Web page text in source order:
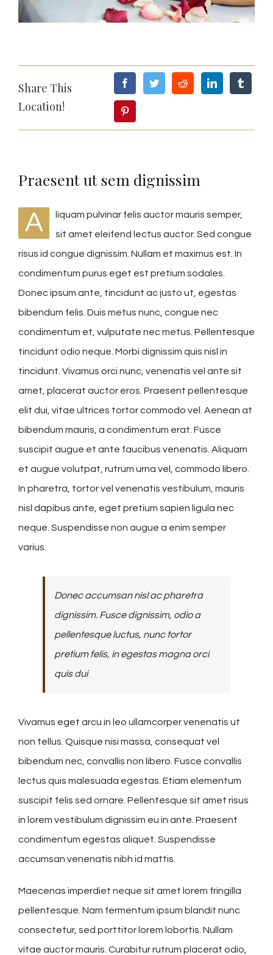
Share This
Location!
Praesent ut sem dignissim
A
liquam pulvinar felis auctor mauris semper,
sit amet eleifend lectus auctor. Sed congue
risus id congue dignissim. Nullam et maximus est. In
condimentum purus eget est pretium sodales.
Donec ipsum ante, tincidunt ac justo ut, egestas
bibendum felis. Duis metus nunc, congue nec
condimentum et, vulputate nec metus. Pellentesque
tincidunt odio neque. Morbi dignissim quis nisl in
tincidunt. Vivamus orci nunc, venenatis vel ante sit
amet, placerat auctor eros. Praesent pellentesque
elit dui, vitae ultrices tortor commodo vel. Aenean at
bibendum mauris, a condimentum erat. Fusce
suscipit augue et ante faucibus venenatis. Aliquam
et augue volutpat, rutrum urna vel, commodo libero.
In pharetra, tortor vel venenatis vestibulum, mauris
nisl dapibus ante, eget pretium sapien ligula nec
neque. Suspendisse non augue a enim semper
varius.
Donec accumsan nisl ac pharetra
dignissim. Fusce dignissim, odio a
pellentesque luctus, nunc tortor
pretium felis, in egestas magna orci
quis dui
Vivamus eget arcu in leo ullamcorper venenatis ut
non tellus. Quisque nisi massa, consequat vel
bibendum nec, convallis non libero. Fusce convallis
lectus quis malesuada egestas. Etiam elementum
suscipit felis sed ornare. Pellentesque sit amet risus
in lorem vestibulum dignissim eu in ante. Praesent
condimentum egestas aliquet. Suspendisse
accumsan venenatis nibh id mattis.
Maecenas imperdiet neque sit amet lorem fringilla
pellentesque. Nam fermentum ipsum blandit nunc
consectetur, sed porttitor lorem lobortis. Nullam
vitae auctor mauris. Curabitur rutrum placerat odio,